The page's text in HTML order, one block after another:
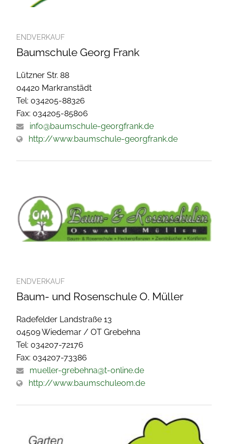
ENDVERKAUF
Baumschule Georg Frank
Lützner Str. 88
04420 Markranstädt
Tel: 034205-88326
Fax: 034205-85806
info@baumschule-georgfrank.de
http://www.baumschule-georgfrank.de
ENDVERKAUF
Baum- und Rosenschule O. Müller
Radefelder Landstraße 13
04509 Wiedemar / OT Grebehna
Tel: 034207-72176
Fax: 034207-73386
mueller-grebehna@t-online.de
http://www.baumschuleom.de